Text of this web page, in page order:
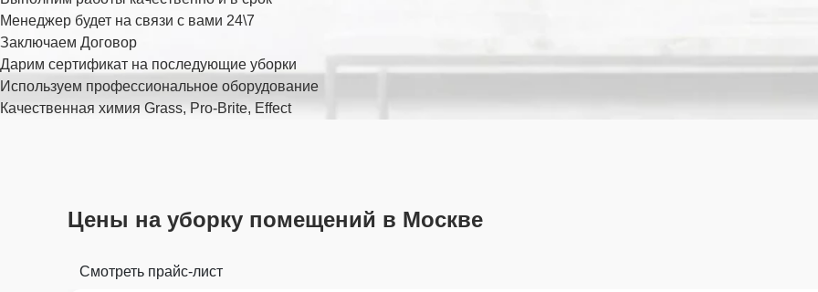
Менеджер будет на связи с вами 24\7
Заключаем Договор
Дарим сертификат на последующие уборки
Используем профессиональное оборудование
Качественная химия Grass, Pro-Brite, Effect
Цены на уборку помещений в Москве
Смотреть прайс-лист